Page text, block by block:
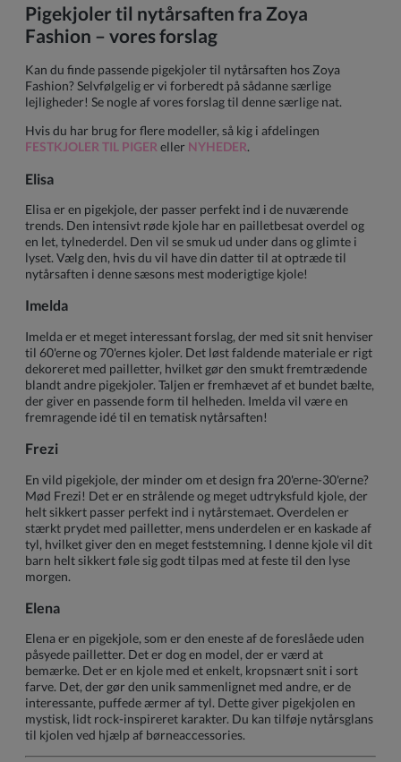
Pigekjoler til nytårsaften fra Zoya
Fashion – vores forslag
Kan du finde passende pigekjoler til nytårsaften hos Zoya
Fashion? Selvfølgelig er vi forberedt på sådanne særlige
lejligheder! Se nogle af vores forslag til denne særlige nat.
Hvis du har brug for flere modeller, så kig i afdelingen
FESTKJOLER TIL PIGER eller NYHEDER.
Elisa
Elisa er en pigekjole, der passer perfekt ind i de nuværende
trends. Den intensivt røde kjole har en pailletbesat overdel og
en let, tylnederdel. Den vil se smuk ud under dans og glimte i
lyset. Vælg den, hvis du vil have din datter til at optræde til
nytårsaften i denne sæsons mest moderigtige kjole!
Imelda
Imelda er et meget interessant forslag, der med sit snit henviser
til 60'erne og 70'ernes kjoler. Det løst faldende materiale er rigt
dekoreret med pailletter, hvilket gør den smukt fremtrædende
blandt andre pigekjoler. Taljen er fremhævet af et bundet bælte,
der giver en passende form til helheden. Imelda vil være en
fremragende idé til en tematisk nytårsaften!
Frezi
En vild pigekjole, der minder om et design fra 20'erne-30'erne?
Mød Frezi! Det er en strålende og meget udtryksfuld kjole, der
helt sikkert passer perfekt ind i nytårstemaet. Overdelen er
stærkt prydet med pailletter, mens underdelen er en kaskade af
tyl, hvilket giver den en meget feststemning. I denne kjole vil dit
barn helt sikkert føle sig godt tilpas med at feste til den lyse
morgen.
Elena
Elena er en pigekjole, som er den eneste af de foreslåede uden
påsyede pailletter. Det er dog en model, der er værd at
bemærke. Det er en kjole med et enkelt, kropsnært snit i sort
farve. Det, der gør den unik sammenlignet med andre, er de
interessante, puffede ærmer af tyl. Dette giver pigekjolen en
mystisk, lidt rock-inspireret karakter. Du kan tilføje nytårsglans
til kjolen ved hjælp af børneaccessories.